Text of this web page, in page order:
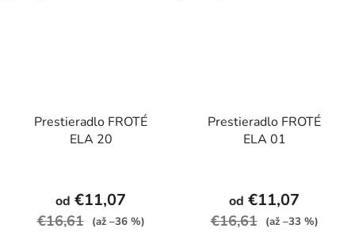
Prestieradlo FROTÉ
ELA 20
od €11,07
€16,61 (až –36 %)
Prestieradlo FROTÉ
ELA 01
od €11,07
€16,61 (až –33 %)